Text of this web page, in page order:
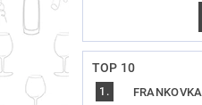
TOP 10
FRANKOVKA